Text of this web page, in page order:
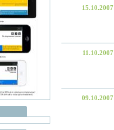
15.10.2007
11.10.2007
09.10.2007